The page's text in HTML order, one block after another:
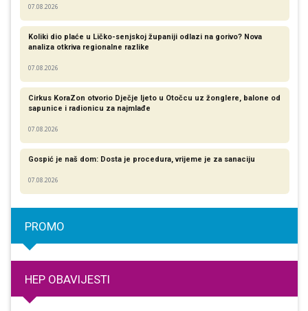
07.08.2026
Koliki dio plaće u Ličko-senjskoj županiji odlazi na gorivo? Nova
analiza otkriva regionalne razlike​
07.08.2026
Cirkus KoraZon otvorio Dječje ljeto u Otočcu uz žonglere, balone od
sapunice i radionicu za najmlađe
07.08.2026
Gospić je naš dom: Dosta je procedura, vrijeme je za sanaciju
07.08.2026
PROMO
HEP OBAVIJESTI